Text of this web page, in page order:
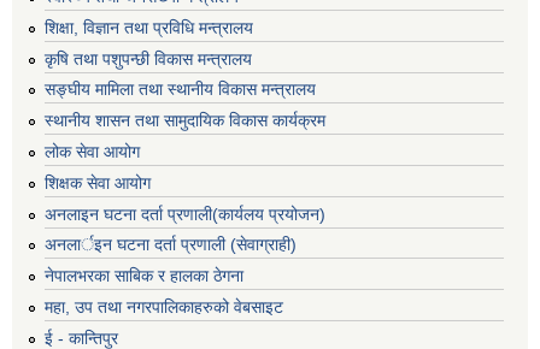
शिक्षा, विज्ञान तथा प्रविधि मन्त्रालय
कृषि तथा पशुपन्छी विकास मन्त्रालय
सङ्घीय मामिला तथा स्थानीय विकास मन्त्रालय
स्थानीय शासन तथा सामुदायिक विकास कार्यक्रम
लोक सेवा आयोग
शिक्षक सेवा आयोग
अनलाइन घटना दर्ता प्रणाली(कार्यलय प्रयोजन)
अनलार्इन घटना दर्ता प्रणाली (सेवाग्राही)
नेपालभरका साबिक र हालका ठेगना
महा, उप तथा नगरपालिकाहरुको वेबसाइट
ई - कान्तिपुर